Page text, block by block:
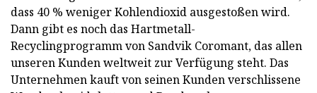
dass 40 % weniger Kohlendioxid ausgestoßen wird.
Dann gibt es noch das Hartmetall-
Recyclingprogramm von Sandvik Coromant, das allen
unseren Kunden weltweit zur Verfügung steht. Das
Unternehmen kauft von seinen Kunden verschlissene